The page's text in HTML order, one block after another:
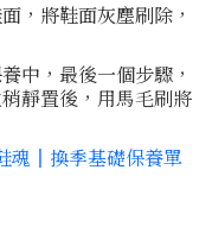
，將鞋面灰塵刷除，
中，最後一個步驟，
靜置後，用馬毛刷將
魂║換季基礎保養單